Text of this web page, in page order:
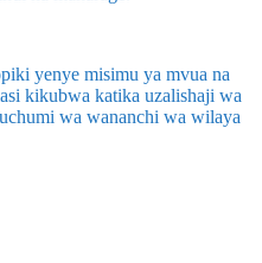
yenye misimu ya mvua na
kikubwa katika uzalishaji wa
wa wananchi wa wilaya